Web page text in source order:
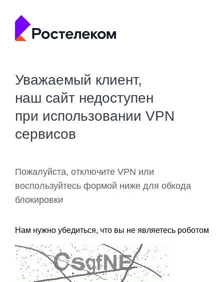
Уважаемый клиент,
наш сайт недоступен
при использовании VPN
сервисов
Пожалуйста, отключите VPN или
воспользуйтесь формой ниже для обхода
блокировки
Нам нужно убедиться, что вы не являетесь роботом